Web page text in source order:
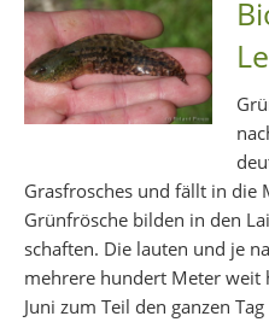
Grasfrosches und fällt in die
Grünfrösche bilden in den
schaften. Die lauten und je
mehrere hundert Meter weit
Juni zum Teil den ganzen